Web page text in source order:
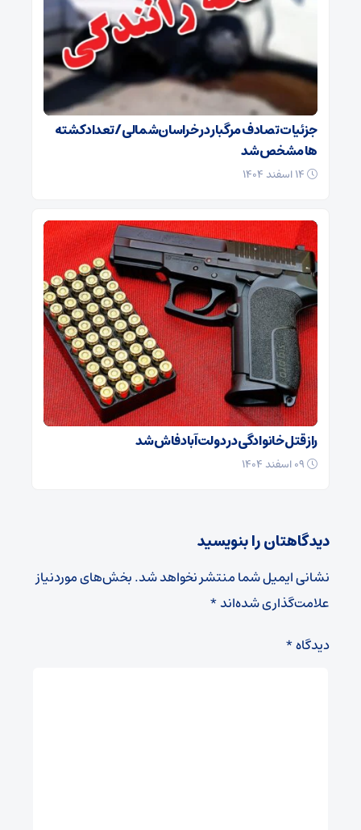
جزئیات تصادف مرگبار در خراسان‌شمالی/ تعداد کشته
ها مشخص شد
راز قتل خانوادگی در دولت‌آباد فاش شد
دیدگاهتان را بنویسید
نشانی ایمیل شما منتشر نخواهد شد.بخش‌های موردنیاز
علامت‌گذاری شده‌اند*
دیدگاه*